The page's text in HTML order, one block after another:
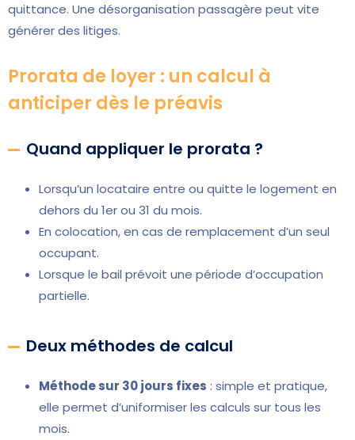
quittance. Une désorganisation passagère peut vite
générer des litiges.
Prorata de loyer : un calcul à
anticiper dès le préavis
Quand appliquer le prorata ?
Lorsqu’un locataire entre ou quitte le logement en
dehors du 1er ou 31 du mois.
En colocation, en cas de remplacement d’un seul
occupant.
Lorsque le bail prévoit une période d’occupation
partielle.
Deux méthodes de calcul
Méthode sur 30 jours fixes : simple et pratique,
elle permet d’uniformiser les calculs sur tous les
mois.